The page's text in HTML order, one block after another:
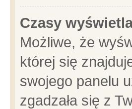
Czasy
Możliwe, że
której się
swojego panelu
zgadzała się z